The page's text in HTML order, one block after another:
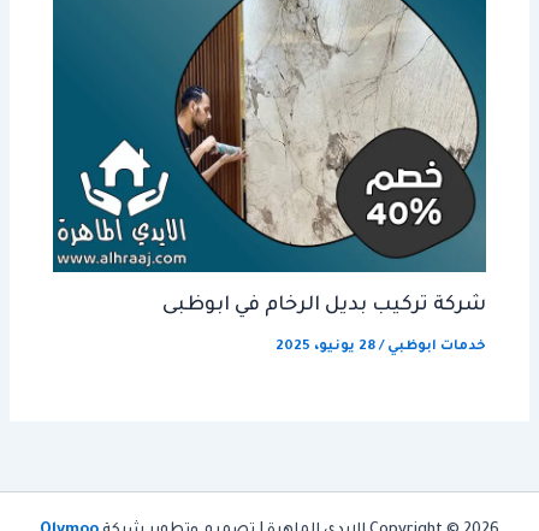
شركة تركيب بديل الرخام في ابوظبى
خدمات ابوظبي /28 يونيو، 2025